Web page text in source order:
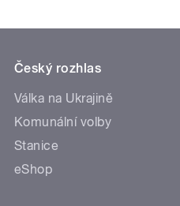
Český rozhlas
Válka na Ukrajině
Komunální volby
Stanice
eShop